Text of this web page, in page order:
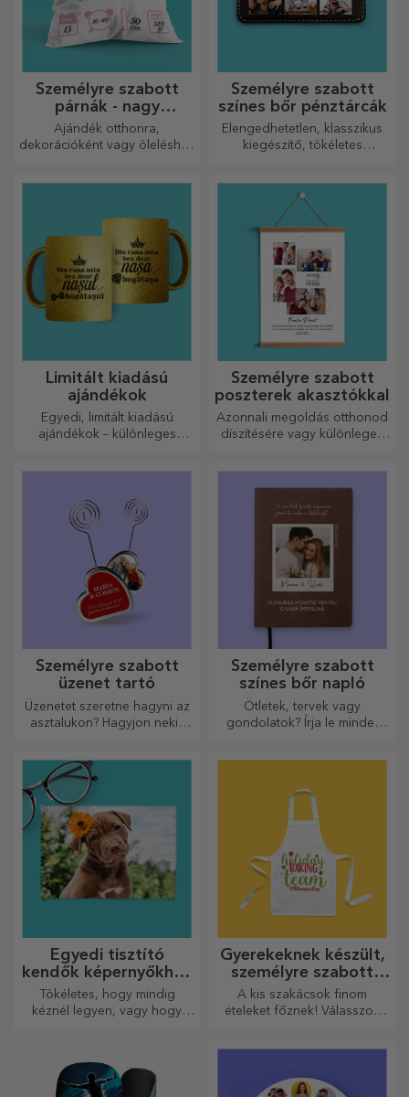
Személyre szabott
párnák - nagy
méretben
Ajándék otthonra,
dekorációként vagy öleléshez
Személyre szabott
színes bőr pénztárcák
Elengedhetetlen, klasszikus
kiegészítő, tökéletes
Limitált kiadású
ajándékok
Egyedi, limitált kiadású
ajándékok – különleges
Személyre szabott
poszterek akasztókkal
Azonnali megoldás otthonod
díszítésére vagy különleges
Személyre szabott
üzenet tartó
Üzenetet szeretne hagyni az
asztalukon? Hagyjon nekik
tartóval.
Személyre szabott
színes bőr napló
Ötletek, tervek vagy
gondolatok? Írja le mindet
Egyedi tisztító
kendők képernyőkhöz
és szemüvegekhez
Tökéletes, hogy mindig
kéznél legyen, vagy hogy
Gyerekeknek készült,
személyre szabott
rövidnadrágok
A kis szakácsok finom
ételeket főznek! Válasszon